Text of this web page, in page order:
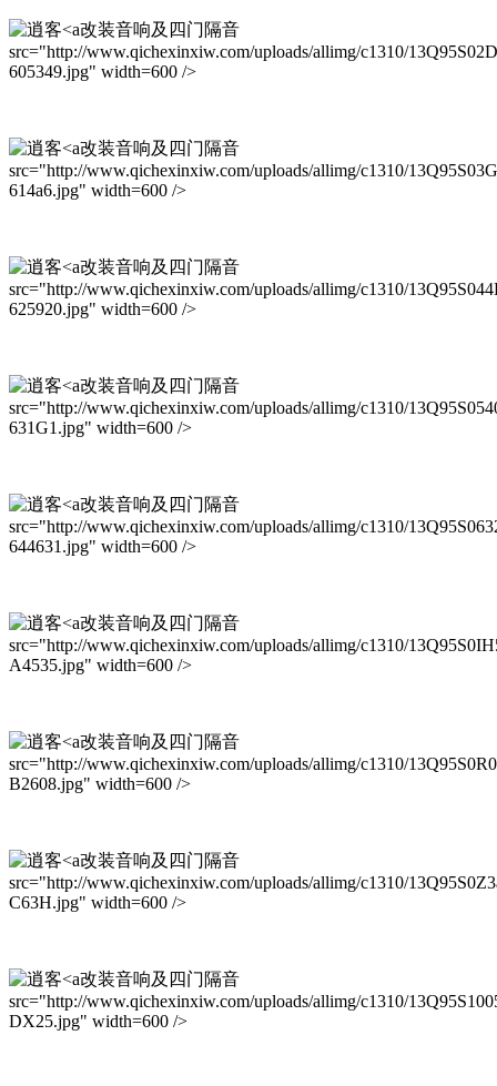
改装音响及四门隔音
src="http://www.qichexinxiw.com/uploads/allimg/c1310/
605349.jpg" width=600 />
改装音响及四门隔音
src="http://www.qichexinxiw.com/uploads/allimg/c1310/
614a6.jpg" width=600 />
改装音响及四门隔音
src="http://www.qichexinxiw.com/uploads/allimg/c1310/
625920.jpg" width=600 />
改装音响及四门隔音
src="http://www.qichexinxiw.com/uploads/allimg/c1310/
631G1.jpg" width=600 />
改装音响及四门隔音
src="http://www.qichexinxiw.com/uploads/allimg/c1310/
644631.jpg" width=600 />
改装音响及四门隔音
src="http://www.qichexinxiw.com/uploads/allimg/c1310/
A4535.jpg" width=600 />
改装音响及四门隔音
src="http://www.qichexinxiw.com/uploads/allimg/c1310/
B2608.jpg" width=600 />
改装音响及四门隔音
src="http://www.qichexinxiw.com/uploads/allimg/c1310/
C63H.jpg" width=600 />
改装音响及四门隔音
src="http://www.qichexinxiw.com/uploads/allimg/c1310/
DX25.jpg" width=600 />